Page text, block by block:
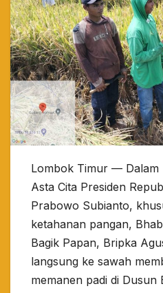
Lombok Timur — Dalam
Asta Cita Presiden
Prabowo Subianto,
ketahanan pangan,
Bagik Papan, Bripka
langsung ke sawah
memanen padi di Dusun